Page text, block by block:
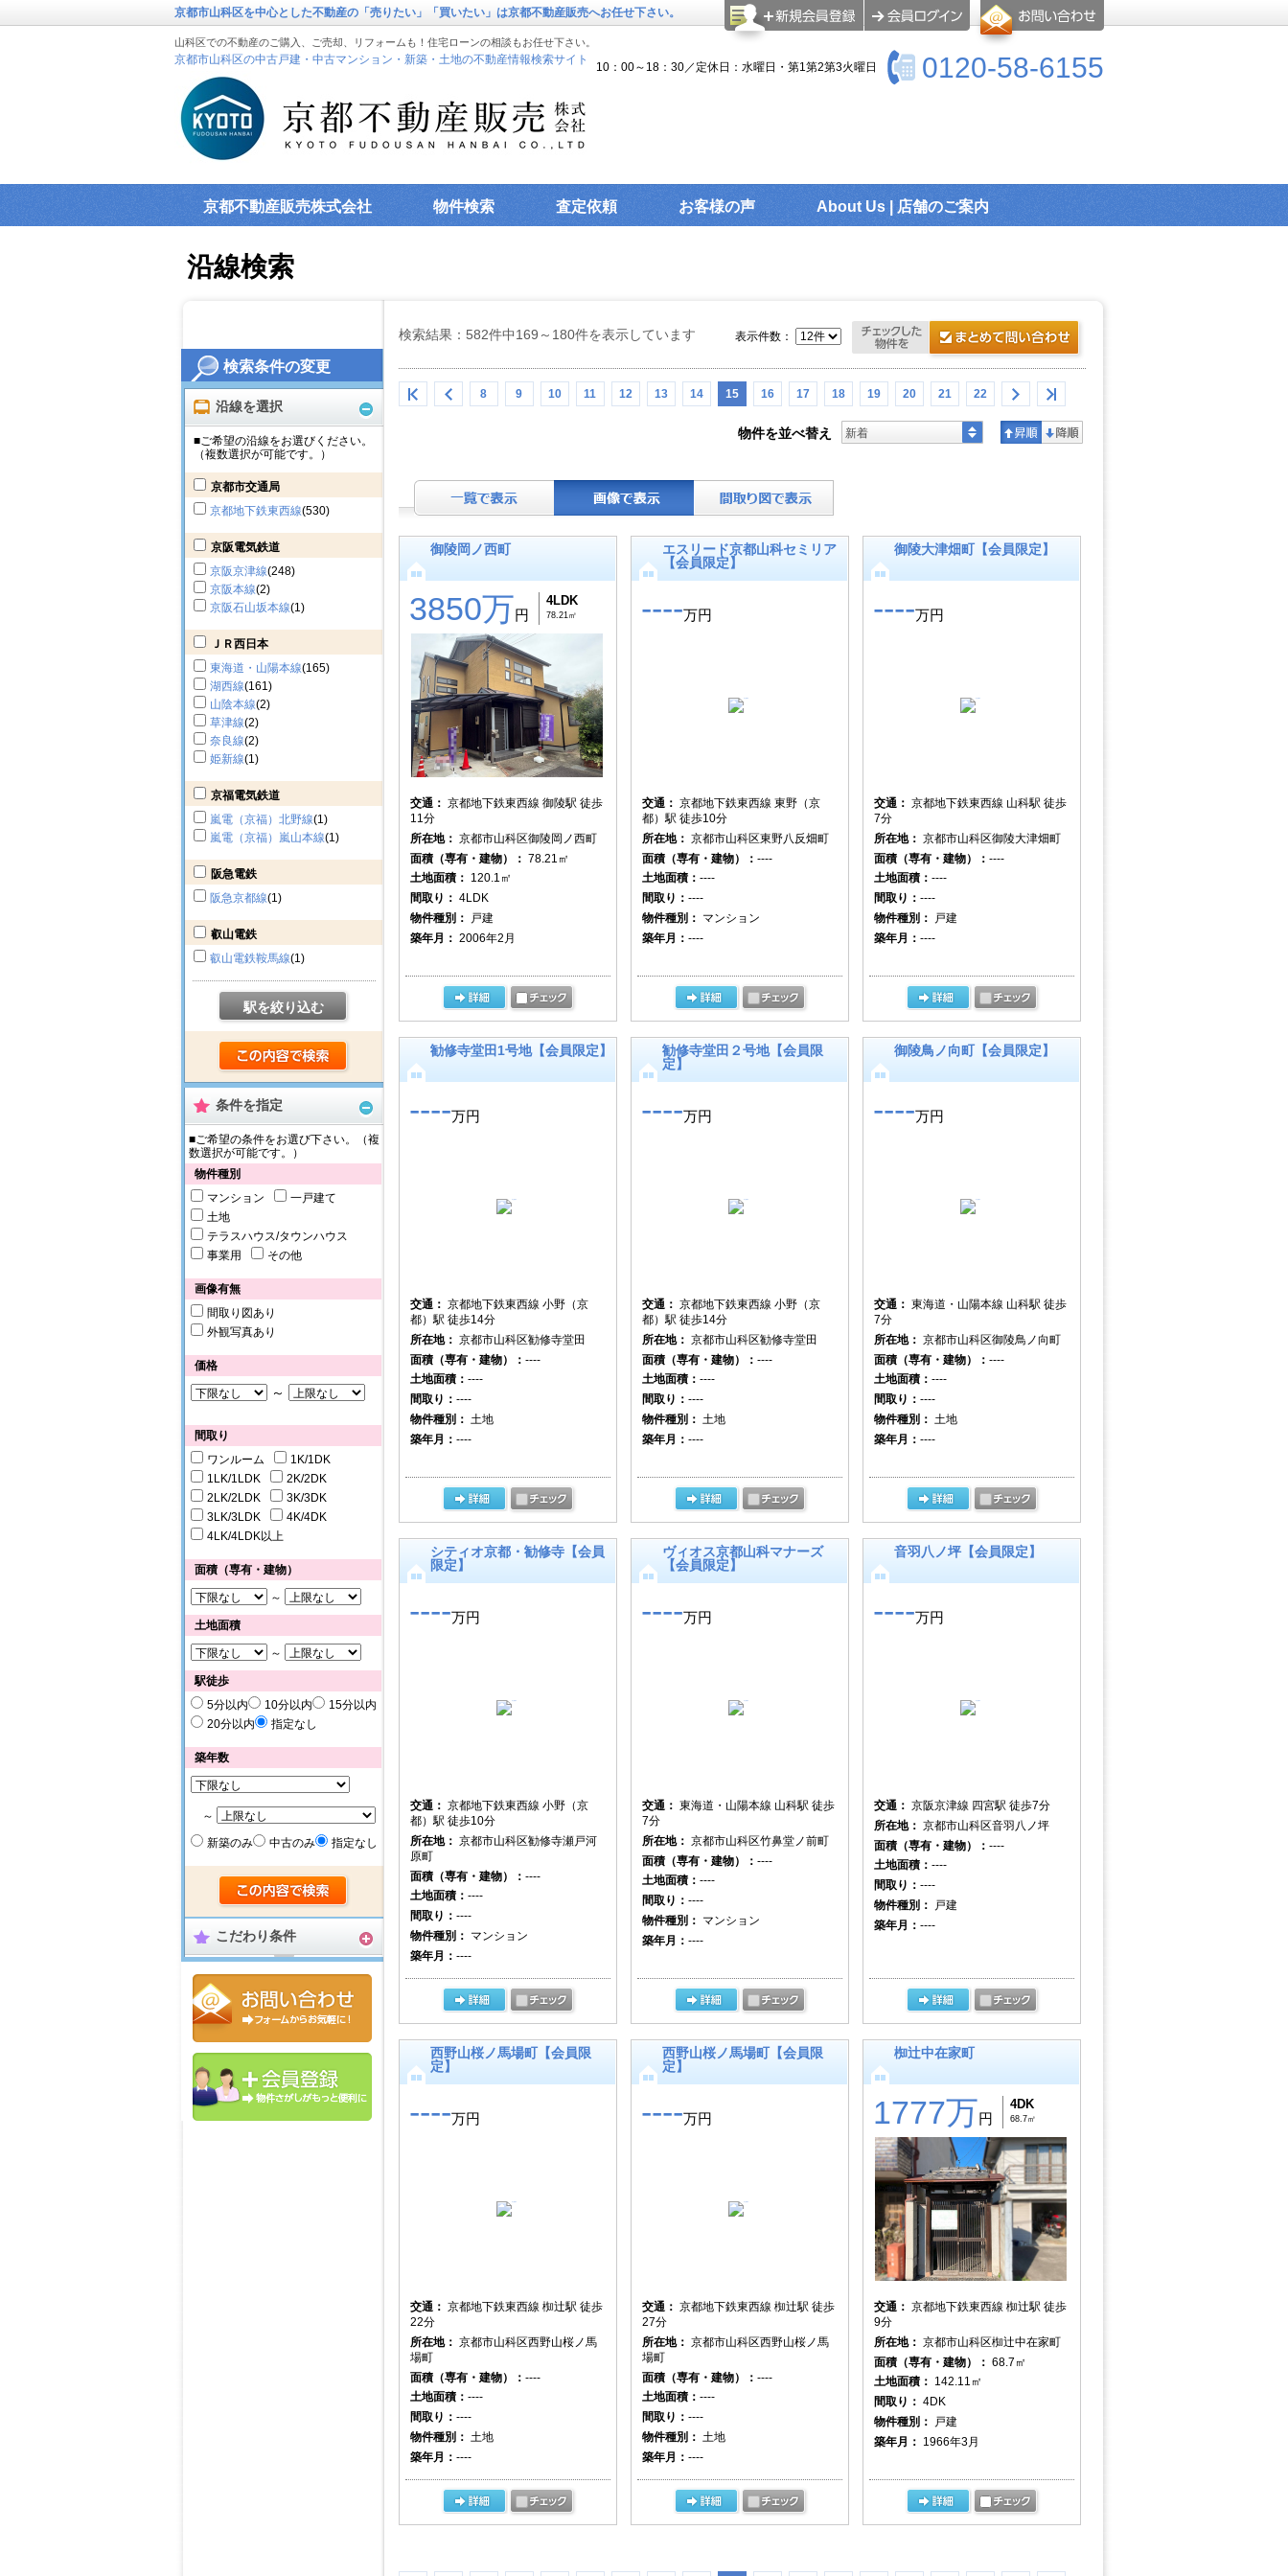
検索条件の変更
沿線を選択
■ご希望の沿線をお選びください。
（複数選択が可能です。）
京都市交通局
京都地下鉄東西線(530)
京阪電気鉄道
京阪京津線(248)
京阪本線(2)
京阪石山坂本線(1)
ＪＲ西日本
東海道・山陽本線(165)
湖西線(161)
山陰本線(2)
草津線(2)
奈良線(2)
姫新線(1)
京福電気鉄道
嵐電（京福）北野線(1)
嵐電（京福）嵐山本線(1)
阪急電鉄
阪急京都線(1)
叡山電鉄
叡山電鉄鞍馬線(1)
駅を絞り込む
条件を指定
■ご希望の条件をお選び下さい。（複
数選択が可能です。）
物件種別
マンション
一戸建て
土地
テラスハウス/タウンハウス
事業用
その他
画像有無
間取り図あり
外観写真あり
価格
～
間取り
ワンルーム
1K/1DK
1LK/1LDK
2K/2DK
2LK/2LDK
3K/3DK
3LK/3LDK
4K/4DK
4LK/4LDK以上
面積（専有・建物）
～
土地面積
～
駅徒歩
5分以内
10分以内
15分以内
20分以内
指定なし
築年数
～
新築のみ
中古のみ 指定なし
こだわり条件
京都市山科区を中心とした不動産の「売りたい」「買いたい」は京都不動産販売へお任せ下さい。
山科区での不動産のご購入、ご売却、リフォームも！住宅ローンの相談もお任せ下さい。
京都市山科区の中古戸建・中古マンション・新築・土地の不動産情報検索サイト 0120-58-6155
10：00～18：30／定休日：水曜日・第1第2第3火曜日
京都不動産販売株式会社 物件検索 査定依頼 お客様の声 About Us | 店舗のご案内
沿線検索
検索結果：582件中169～180件を表示しています
8 9 10 11 12 13 14 15 16 17 18 19 20 21 22
表示件数：
物件を並べ替え 新着
御陵岡ノ西町
3850万円
4LDK
78.21㎡
交通： 京都地下鉄東西線 御陵駅 徒歩
11分
所在地： 京都市山科区御陵岡ノ西町
面積（専有・建物）： 78.21㎡
土地面積： 120.1㎡
間取り： 4LDK
物件種別：
戸建
築年月： 2006年2月
エスリード京都山科セミリア
【会員限定】
----万円
交通： 京都地下鉄東西線 東野（京
都）駅 徒歩10分
所在地： 京都市山科区東野八反畑町
面積（専有・建物）： ----
土地面積： ----
間取り： ----
物件種別： マンション
築年月： ----
御陵大津畑町【会員限定】
----万円
交通： 京都地下鉄東西線 山科駅 徒歩
7分
所在地： 京都市山科区御陵大津畑町
面積（専有・建物）： ----
土地面積： ----
間取り： ----
物件種別：
戸建
築年月： ----
勧修寺堂田1号地【会員限定】
----万円
交通： 京都地下鉄東西線 小野（京
都）駅 徒歩14分
所在地： 京都市山科区勧修寺堂田
面積（専有・建物）： ----
土地面積： ----
間取り： ----
物件種別： 土地
築年月： ----
勧修寺堂田２号地【会員限
定】
----万円
交通： 京都地下鉄東西線 小野（京
都）駅 徒歩14分
所在地： 京都市山科区勧修寺堂田
面積（専有・建物）： ----
土地面積： ----
間取り： ----
物件種別： 土地
築年月： ----
御陵鳥ノ向町【会員限定】
----万円
交通： 東海道・山陽本線 山科駅 徒歩
7分
所在地： 京都市山科区御陵鳥ノ向町
面積（専有・建物）： ----
土地面積： ----
間取り： ----
物件種別： 土地
築年月： ----
シティオ京都・勧修寺【会員
限定】
----万円
交通： 京都地下鉄東西線 小野（京
都）駅 徒歩10分
所在地： 京都市山科区勧修寺瀬戸河
原町
面積（専有・建物）： ----
土地面積： ----
間取り： ----
物件種別： マンション
築年月： ----
ヴィオス京都山科マナーズ
【会員限定】
----万円
交通： 東海道・山陽本線 山科駅 徒歩
7分
所在地： 京都市山科区竹鼻堂ノ前町
面積（専有・建物）： ----
土地面積： ----
間取り： ----
物件種別： マンション
築年月： ----
音羽八ノ坪【会員限定】
----万円
交通： 京阪京津線 四宮駅 徒歩7分
所在地： 京都市山科区音羽八ノ坪
面積（専有・建物）： ----
土地面積： ----
間取り： ----
物件種別：
戸建
築年月： ----
西野山桜ノ馬場町【会員限
定】
----万円
交通： 京都地下鉄東西線 椥辻駅 徒歩
22分
所在地： 京都市山科区西野山桜ノ馬
場町
面積（専有・建物）： ----
土地面積： ----
間取り： ----
物件種別： 土地
築年月： ----
西野山桜ノ馬場町【会員限
定】
----万円
交通： 京都地下鉄東西線 椥辻駅 徒歩
27分
所在地： 京都市山科区西野山桜ノ馬
場町
面積（専有・建物）： ----
土地面積： ----
間取り： ----
物件種別： 土地
築年月： ----
椥辻中在家町
1777万円
4DK
68.7㎡
交通： 京都地下鉄東西線 椥辻駅 徒歩
9分
所在地： 京都市山科区椥辻中在家町
面積（専有・建物）： 68.7㎡
土地面積： 142.11㎡
間取り： 4DK
物件種別：
戸建
築年月： 1966年3月